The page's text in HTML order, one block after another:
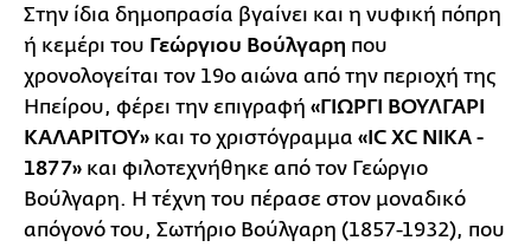
Στην ίδια δημοπρασία βγαίνει και η νυφική πόπρη
ή κεμέρι του Γεώργιου Βούλγαρη που
χρονολογείται τον 19ο αιώνα από την περιοχή της
Ηπείρου, φέρει την επιγραφή «ΓΙΩΡΓΙ ΒΟΥΛΓΑΡΙ
ΚΑΛΑΡΙΤΟΥ» και το χριστόγραμμα «ΙC ΧC ΝΙΚΑ -
1877» και φιλοτεχνήθηκε από τον Γεώργιο
Βούλγαρη. Η τέχνη του πέρασε στον μοναδικό
απόγονό του, Σωτήριο Βούλγαρη (1857-1932), που